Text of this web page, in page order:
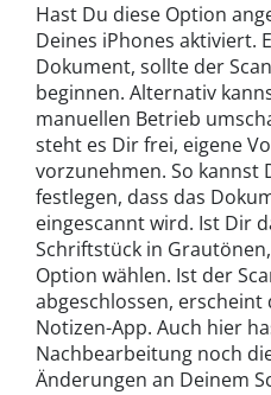
Hast Du diese Option
Deines iPhones aktiviert.
Dokument, sollte der
beginnen. Alternativ
manuellen Betrieb
steht es Dir frei, eigene
vorzunehmen. So kannst
festlegen, dass das
eingescannt wird. Ist Dir
Schriftstück in
Option wählen. Ist der
abgeschlossen,
Notizen-App. Auch hier
Nachbearbeitung noch
Änderungen an Deinem